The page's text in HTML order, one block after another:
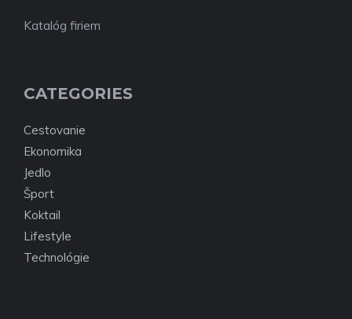
Katalóg firiem
CATEGORIES
Cestovanie
Ekonomika
Jedlo
Šport
Koktail
Lifestyle
Technológie